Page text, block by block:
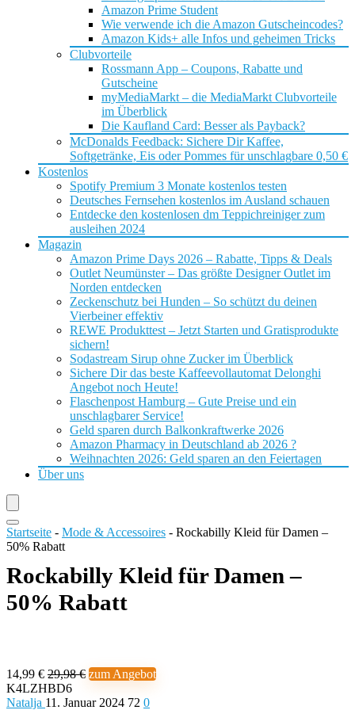
Amazon Prime Student
Wie verwende ich die Amazon Gutscheincodes?
Amazon Kids+ alle Infos und geheimen Tricks
Clubvorteile
Rossmann App – Coupons, Rabatte und
Gutscheine
myMediaMarkt – die MediaMarkt Clubvorteile
im Überblick
Die Kaufland Card: Besser als Payback?
McDonalds Feedback: Sichere Dir Kaffee,
Softgetränke, Eis oder Pommes für unschlagbare 0,50 €
Kostenlos
Spotify Premium 3 Monate kostenlos testen
Deutsches Fernsehen kostenlos im Ausland schauen
Entdecke den kostenlosen dm Teppichreiniger zum
ausleihen 2024
Magazin
Amazon Prime Days 2026 – Rabatte, Tipps & Deals
Outlet Neumünster – Das größte Designer Outlet im
Norden entdecken
Zeckenschutz bei Hunden – So schützt du deinen
Vierbeiner effektiv
REWE Produkttest – Jetzt Starten und Gratisprodukte
sichern!
Sodastream Sirup ohne Zucker im Überblick
Sichere Dir das beste Kaffeevollautomat Delonghi
Angebot noch Heute!
Flaschenpost Hamburg – Gute Preise und ein
unschlagbarer Service!
Geld sparen durch Balkonkraftwerke 2026
Amazon Pharmacy in Deutschland ab 2026 ?
Weihnachten 2026: Geld sparen an den Feiertagen
Über uns
Startseite - Mode & Accessoires - Rockabilly Kleid für Damen –
50% Rabatt
Rockabilly Kleid für Damen –
50% Rabatt
14,99 € 29,98 € zum Angebot
K4LZHBD6
Natalja 11. Januar 2024 72 0